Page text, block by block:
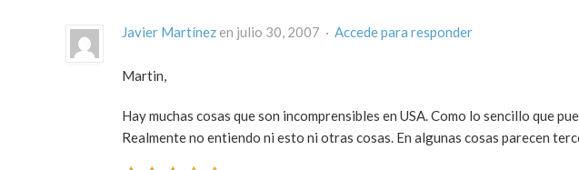
Javier Martínez en julio 30, 2007 · Accede para responder
Martin,
Hay muchas cosas que son incomprensibles en USA. Como lo sencillo que
Realmente no entiendo ni esto ni otras cosas. En algunas cosas parecen